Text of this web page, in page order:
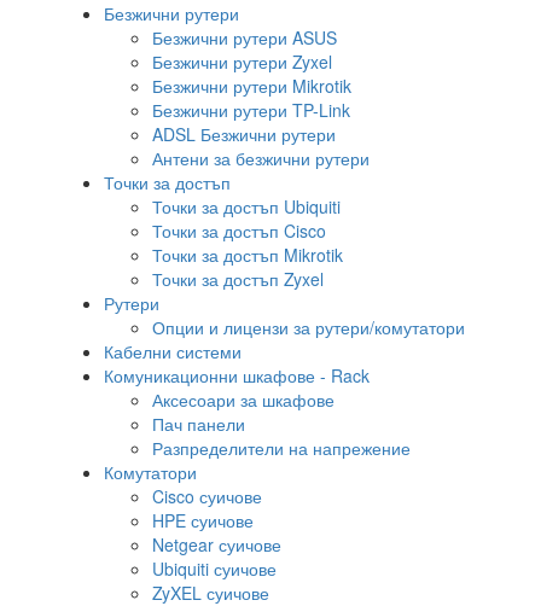
Безжични рутери
Безжични рутери ASUS
Безжични рутери Zyxel
Безжични рутери Mikrotik
Безжични рутери TP-Link
ADSL Безжични рутери
Антени за безжични рутери
Точки за достъп
Точки за достъп Ubiquiti
Точки за достъп Cisco
Точки за достъп Mikrotik
Точки за достъп Zyxel
Рутери
Опции и лицензи за рутери/комутатори
Кабелни системи
Комуникационни шкафове - Rack
Аксесоари за шкафове
Пач панели
Разпределители на напрежение
Комутатори
Cisco суичове
HPE суичове
Netgear суичове
Ubiquiti суичове
ZyXEL суичове